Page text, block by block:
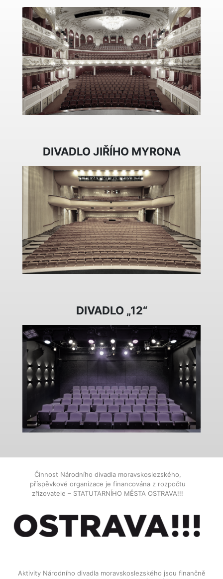
DIVADLO JIŘÍHO MYRONA
DIVADLO „12“
Činnost Národního divadla moravskoslezského,
příspěvkové organizace je financována z rozpočtu
zřizovatele – STATUTARNÍHO MĚSTA OSTRAVA!!!
Aktivity Národního divadla moravskoslezského jsou finančně